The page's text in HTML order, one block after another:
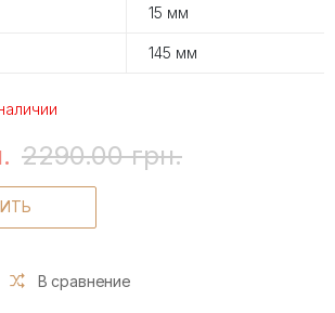
15 мм
145 мм
2290.00 грн.
В сравнение